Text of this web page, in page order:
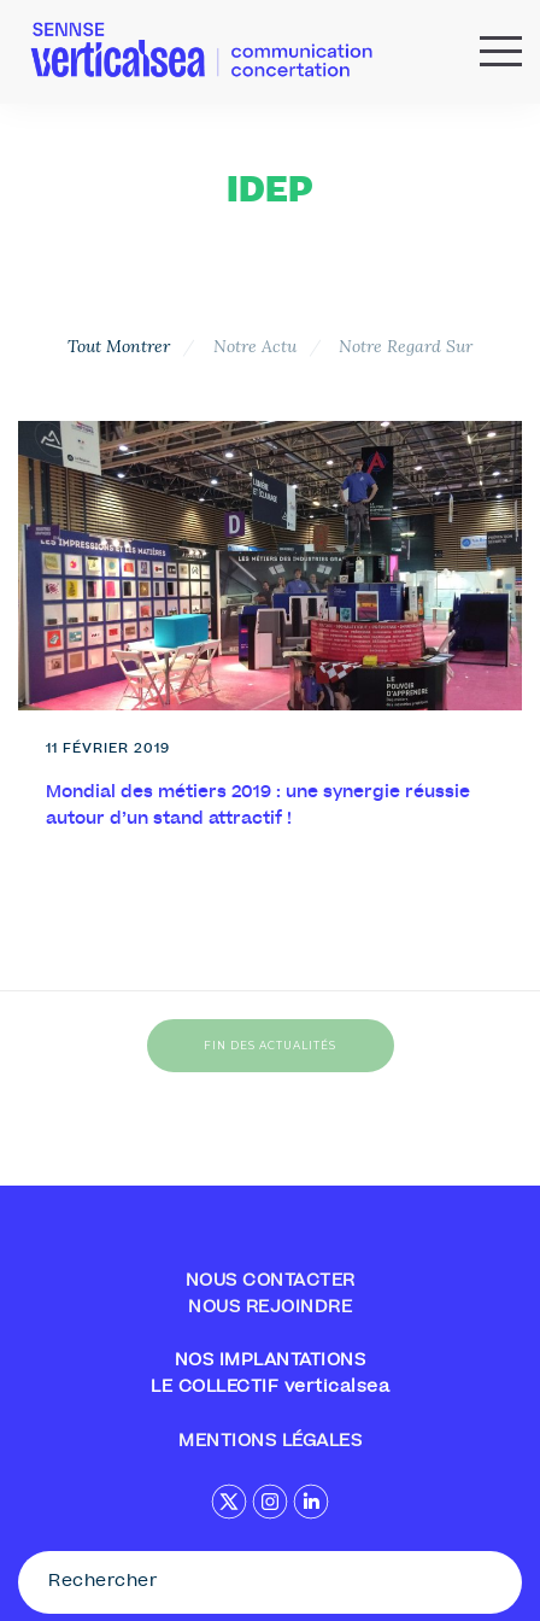
IDEP
Tout Montrer Notre Actu Notre Regard Sur
11 FÉVRIER 2019
Mondial des métiers 2019 : une synergie réussie
autour d’un stand attractif !
FIN DES ACTUALITÉS
NOUS CONTACTER
NOUS REJOINDRE
NOS IMPLANTATIONS
LE COLLECTIF verticalsea
MENTIONS LÉGALES